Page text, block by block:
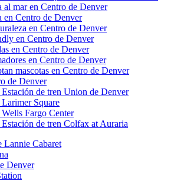
al mar en Centro de Denver
en Centro de Denver
en Centro de Denver
en Centro de Denver
en Centro de Denver
en Centro de Denver
mascotas en Centro de Denver
de Denver
Estación de tren Union de Denver
Square
Fargo Center
Estación de tren Colfax at Auraria
Lannie Cabaret
Denver